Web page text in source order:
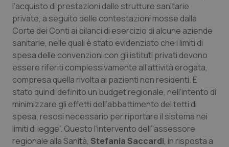
Friuli Venezia Giulia
Lazio
Liguria
Lombardia
Marche
Molise
Dermatite Atopica
Diabete & glucometri
Disturbi dell’umore
Dolore
Donna & Salute
Epatiti
l’acquisto di prestazioni dalle strutture sanitarie
private, a seguito delle contestazioni mosse dalla
Corte dei Conti ai bilanci di esercizio di alcune aziende
sanitarie, nelle quali è stato evidenziato che i limiti di
spesa delle convenzioni con gli istituti privati devono
essere riferiti complessivamente all’attività erogata,
compresa quella rivolta ai pazienti non residenti. È
stato quindi definito un budget regionale, nell’intento di
minimizzare gli effetti dell’abbattimento dei tetti di
spesa, resosi necessario per riportare il sistema nei
limiti di legge”. Questo l’intervento dell’’assessore
regionale alla Sanità, Stefania Saccardi, in risposta a